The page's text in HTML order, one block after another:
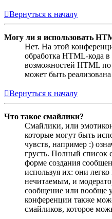
Вернуться к началу
Могу ли я использовать
Нет. На этой
обработка HTML-кода
возможностей HTML
может быть
Вернуться к началу
Что такое смайлики?
Смайлики, или
которые могут быть
чувств, например :)
грусть. Полный список
форме создания
используя их: они
нечитаемым, и
сообщение или вообще
конференции также
смайликов, которое